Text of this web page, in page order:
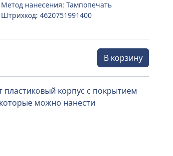
Метод нанесения: Тампопечать
Штрихкод: 4620751991400
В корзину
пластиковый корпус с покрытием
можно нанести